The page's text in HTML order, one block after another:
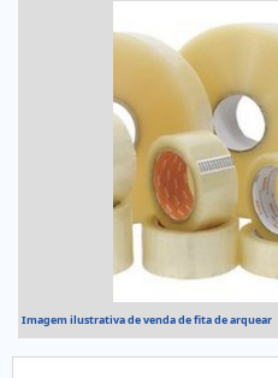
Imagem ilustrativa de venda de fita de arquear